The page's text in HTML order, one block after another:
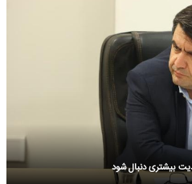
A paragraph is a self-contained unit
particular point or idea. Paragraphs
بیشتری دنبال شود